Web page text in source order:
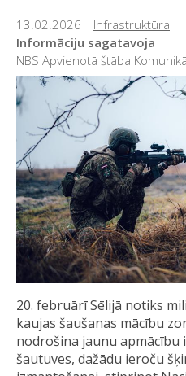
13.02.2026
Infrastruktūra
Informāciju sagatavoja
NBS Apvienotā štāba
20. februārī Sēlijā notiks
kaujas šaušanas mācību
nodrošina jaunu
šautuves, dažādu ieroču